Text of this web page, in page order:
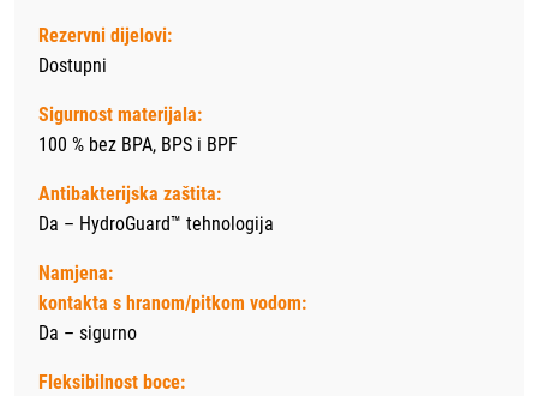
Rezervni dijelovi:
Dostupni
Sigurnost materijala:
100 % bez BPA, BPS i BPF
Antibakterijska zaštita:
Da – HydroGuard™ tehnologija
Namjena:
kontakta s hranom/pitkom vodom:
Da – sigurno
Fleksibilnost boce: